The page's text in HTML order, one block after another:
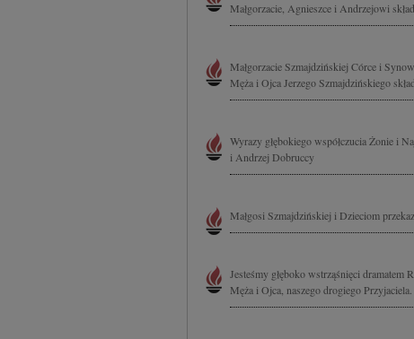
Małgorzacie, Agnieszce i Andrzejowi
Małgorzacie Szmajdzińskiej Córce i
Męża i Ojca Jerzego Szmajdzińskiego
Wyrazy głębokiego współczucia Żonie i
i Andrzej Dobruccy
Małgosi Szmajdzińskiej i Dzieciom
Jesteśmy głęboko wstrząśnięci dramatem
Męża i Ojca, naszego drogiego